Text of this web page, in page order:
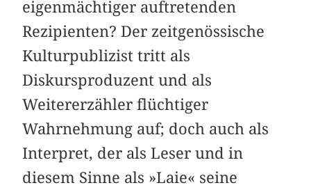
eigenmächtiger auftretenden
Rezipienten? Der zeitgenössische
Kulturpublizist tritt als
Diskursproduzent und als
Weitererzähler flüchtiger
Wahrnehmung auf; doch auch als
Interpret, der als Leser und in
diesem Sinne als »Laie« seine